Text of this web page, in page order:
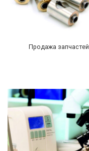
Продажа запчастей